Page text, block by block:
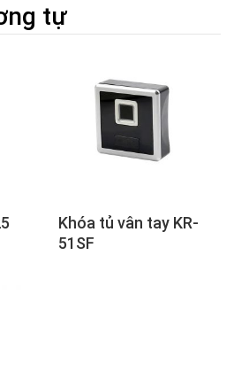
tự
Khóa tủ vân tay KR-
51SF